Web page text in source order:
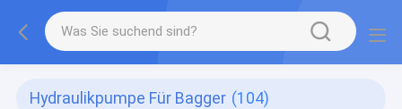
Hydraulikpumpe Für Bagger (104)